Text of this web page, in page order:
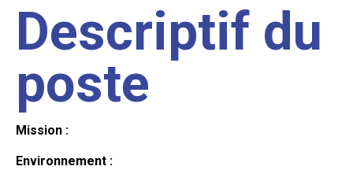
Descriptif du
poste
Mission :
Environnement :